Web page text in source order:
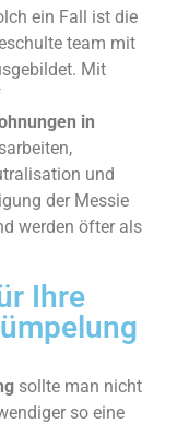
ein Fall ist die
team mit
Mit
in
und
der Messie
werden öfter als
Ihre
sollte man nicht
so eine